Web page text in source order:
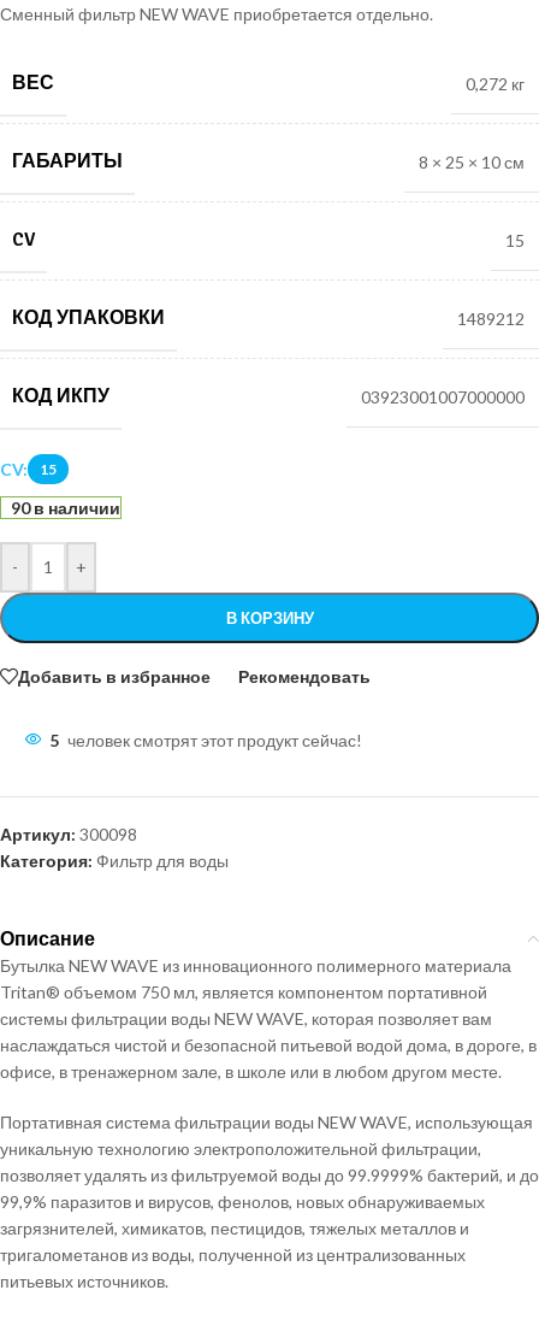
Сменный фильтр NEW WAVE приобретается отдельно.
ВЕС 0,272 кг
ГАБАРИТЫ 8 × 25 × 10 см
CV 15
КОД УПАКОВКИ 1489212
КОД ИКПУ 03923001007000000
CV: 15
90 в наличии
- +
В КОРЗИНУ
Добавить в избранное Рекомендовать
5 человек смотрят этот продукт сейчас!
Артикул: 300098
Категория: Фильтр для воды
Описание
Бутылка NEW WAVE из инновационного полимерного материала
Tritan® объемом 750 мл, является компонентом портативной
системы фильтрации воды NEW WAVE, которая позволяет вам
наслаждаться чистой и безопасной питьевой водой дома, в дороге, в
офисе, в тренажерном зале, в школе или в любом другом месте.
Портативная система фильтрации воды NEW WAVE, использующая
уникальную технологию электроположительной фильтрации,
позволяет удалять из фильтруемой воды до 99.9999% бактерий, и до
99,9% паразитов и вирусов, фенолов, новых обнаруживаемых
загрязнителей, химикатов, пестицидов, тяжелых металлов и
тригалометанов из воды, полученной из централизованных
питьевых источников.